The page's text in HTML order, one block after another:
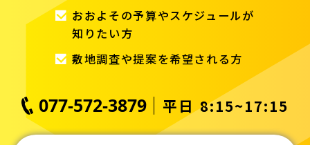
おおよその予算やスケジュールが
知りたい方
敷地調査や提案を希望される方
077-572-3879 平日 8:15~17:15